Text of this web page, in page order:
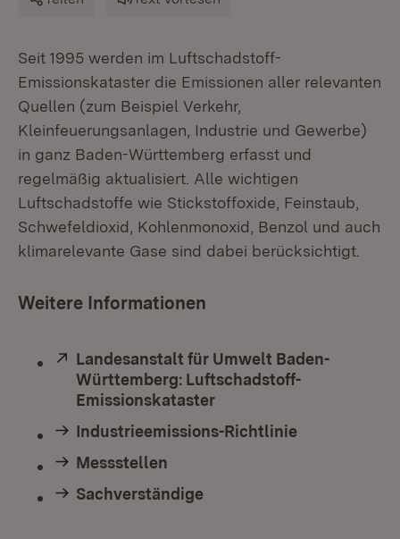
Seit 1995 werden im Luftschadstoff-
Emissionskataster die Emissionen aller relevanten
Quellen (zum Beispiel Verkehr,
Kleinfeuerungsanlagen, Industrie und Gewerbe)
in ganz Baden-Württemberg erfasst und
regelmäßig aktualisiert. Alle wichtigen
Luftschadstoffe wie Stickstoffoxide, Feinstaub,
Schwefeldioxid, Kohlenmonoxid, Benzol und auch
klimarelevante Gase sind dabei berücksichtigt.
Weitere Informationen
Extern:
Landesanstalt für Umwelt Baden-
Württemberg: Luftschadstoff-
Emissionskataster
Industrieemissions-Richtlinie
Messstellen
Sachverständige